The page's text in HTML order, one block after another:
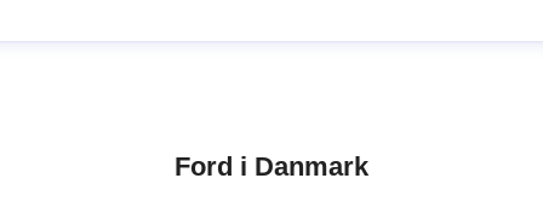
Ford i Danmark